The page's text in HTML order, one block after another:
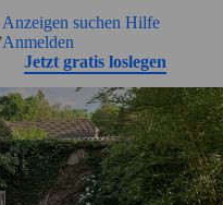
Anzeigen suchen Hilfe
Anmelden
Jetzt gratis loslegen